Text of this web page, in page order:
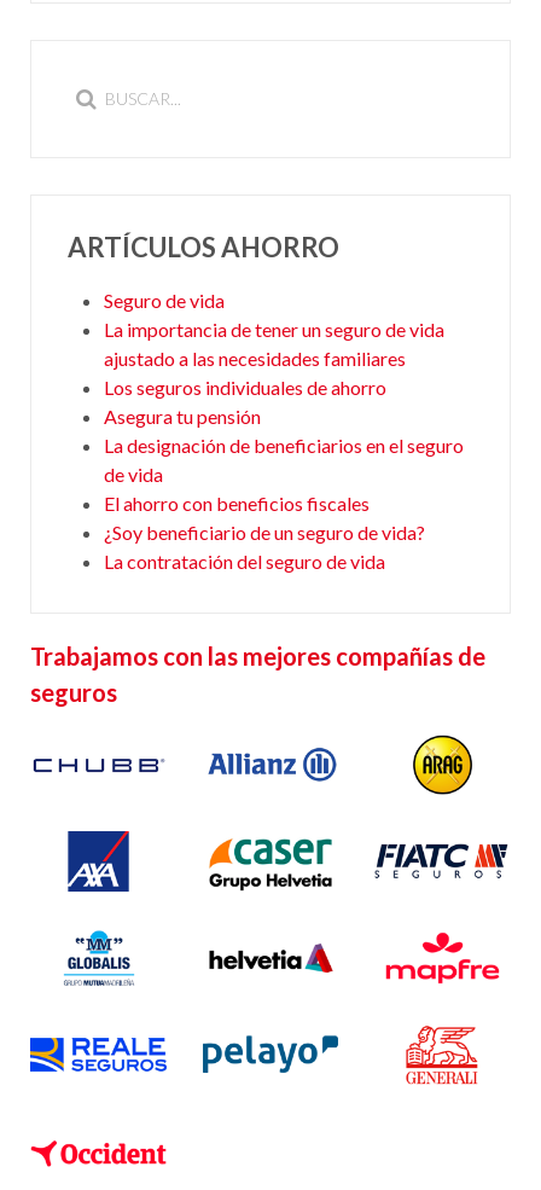
ARTÍCULOS AHORRO
Seguro de vida
La importancia de tener un seguro de vida
ajustado a las necesidades familiares
Los seguros individuales de ahorro
Asegura tu pensión
La designación de beneficiarios en el seguro
de vida
El ahorro con beneficios fiscales
¿Soy beneficiario de un seguro de vida?
La contratación del seguro de vida
Trabajamos con las mejores compañías de
seguros